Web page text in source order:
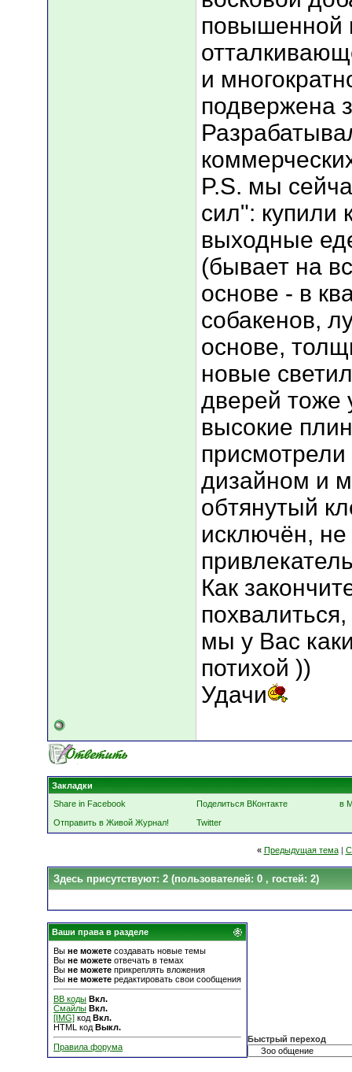
повышенной
и
подвержена
P.S. мы
сил": купили
выходные
(бывает на
основе - в
собакенов,
основе,
новые
дверей тоже
высокие
дизайном и
обтянутый
исключён,
Как
мы у Вас
потихой ))
Удачи
Закладки
Share in Facebook
Поделиться ВКонтакте
в
Отправить в Живой Журнал!
Twitter
« Предыдущая тема|
Здесь присутствуют: 2 (пользователей: 0 , гостей: 2)
Ваши права в разделе
Вы не можете создавать новые темы
Вы не можете отвечать в темах
Вы не можете прикреплять вложения
Вы не можете редактировать свои сообщения
BB коды Вкл.
Смайлы Вкл.
[IMG] код Вкл.
HTML код Выкл.
Правила форума
Быстрый переход